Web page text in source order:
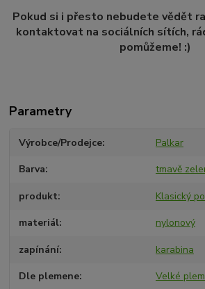
Pokud si i přesto nebudete vědět
kontaktovat na sociálních sítích,
pomůžeme! :)
Parametry
Výrobce/Prodejce Palkar
Barva tmavě
produkt Klasický
materiál nylonový
zapínání karabina
Dle plemene Velké